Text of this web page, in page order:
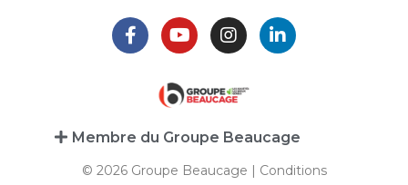
Membre du Groupe Beaucage
© 2026 Groupe Beaucage | Conditions